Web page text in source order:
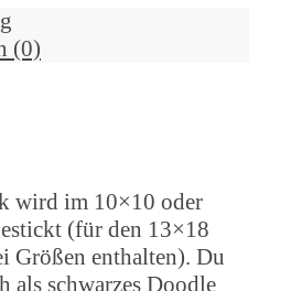
(0)
wird im 10×10 oder
(für den 13×18
Größen enthalten). Du
als schwarzes Doodle